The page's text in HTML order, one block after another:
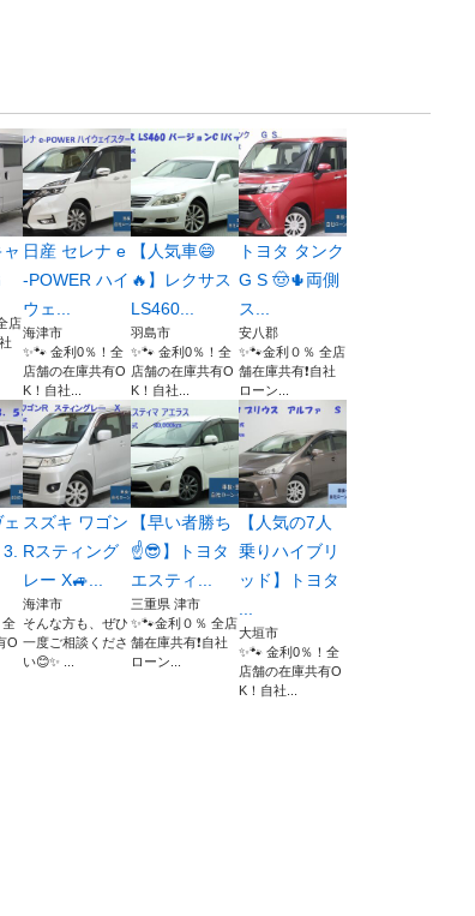
店
日産 セレナ e
-POWER ハイ
ウェ...
海津市
✨🐾 金利0％！全
店舗の在庫共有O
K！自社...
【人気車😄
🔥】レクサス
LS460...
羽島市
✨🐾 金利0％！全
店舗の在庫共有O
K！自社...
トヨタ タンク
G S 🤠🌵両側
ス...
安八郡
✨🐾金利０％ 全店
舗在庫共有❗️自社
ローン...
全
O
スズキ ワゴン
Rスティング
レー X🚙...
海津市
そんな方も、ぜひ
一度ご相談くださ
い😊✨ ...
【早い者勝ち
☝️😎】トヨタ
エスティ...
三重県 津市
✨🐾金利０％ 全店
舗在庫共有❗️自社
ローン...
【人気の7人
乗りハイブリ
ッド】トヨタ
大垣市
✨🐾 金利0％！全
店舗の在庫共有O
K！自社...